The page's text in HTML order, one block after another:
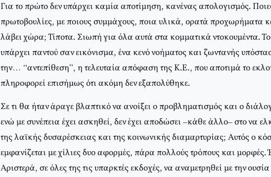
Για το πρώτο δεν υπάρχει καμία αποτίμηση, κανένας απολογισμός.
πρωτοβουλίες, με ποιους συμμάχους, ποια υλικά, ορατά προχωρήματα
λάβει χώρα; Τίποτα. Σιωπή για όλα αυτά στα κομματικά ντοκουμέντα.
υπάρχει παντού σαν εικόνισμα, ένα κενό νοήματος και ζωντανής
την… “αντεπίθεση”, η τελευταία απόφαση της Κ.Ε., που αποτιμά το
πληροφορεί επισήμως ότι ακόμη δεν εξαπολύθηκε.
Σε τι θα ήταν άραγε βλαπτικό να ανοίξει ο προβληματισμός και ο
ενώ με συνέπεια έχει ασκηθεί, δεν έχει αποδώσει –κάθε άλλο– στο να
της λαϊκής δυσαρέσκειας και της κοινωνικής διαμαρτυρίας; Αυτός ο
εμφανίζεται με χίλιες δυο αφορμές, πάρα πολλούς τρόπους και
Αριστερά, σε όλες της τις υπαρκτές εκδοχές, να αναμετρηθεί με την